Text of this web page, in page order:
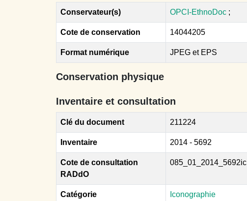
Conservateur(s) OPCI-EthnoDoc ;
Cote de conservation 14044205
Format numérique JPEG et EPS
Conservation physique
Inventaire et consultation
Clé du document 211224
Inventaire 2014 - 5692
Cote de consultation
RADdO
085_01_2014_5692ic
Catégorie Iconographie